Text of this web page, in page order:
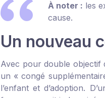
À noter : les
cause.
Un nouveau
Avec pour double objectif
un « congé
l’enfant et d’adoption.